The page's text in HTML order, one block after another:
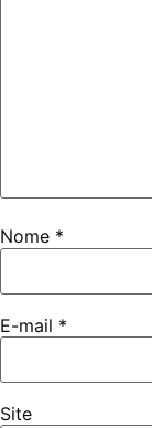
Nome *
E-mail *
Site